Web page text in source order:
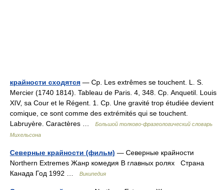
крайности сходятся — Ср. Les extrêmes se touchent. L. S.
Mercier (1740 1814). Tableau de Paris. 4, 348. Ср. Anquetil. Louis
XIV, sa Cour et le Régent. 1. Ср. Une gravité trop étudiée devient
comique, ce sont comme des extrémités qui se touchent.
Labruyère. Caractères …
Большой толково-фразеологический словарь
Михельсона
Северные крайности (фильм) — Северные крайности
Northern Extremes Жанр комедия В главных ролях Страна
Канада Год 1992 …
Википедия